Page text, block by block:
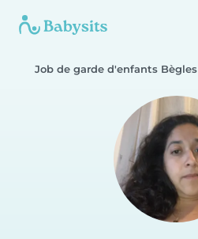
Job de garde d'enfants Bègles